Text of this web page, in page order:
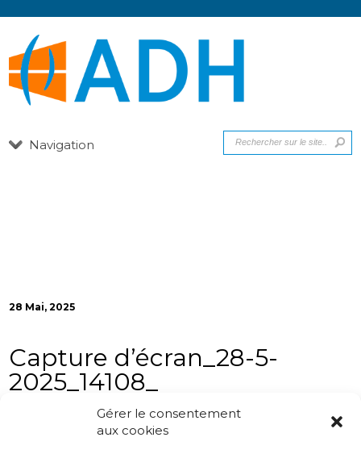
Gérer le consentement
aux cookies
Navigation
28 Mai, 2025
Capture d’écran_28-5-
2025_14108_